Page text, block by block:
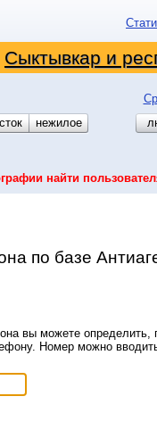
Сыктывкар и
нежилое
найти
по базе
вы можете определить,
Номер можно